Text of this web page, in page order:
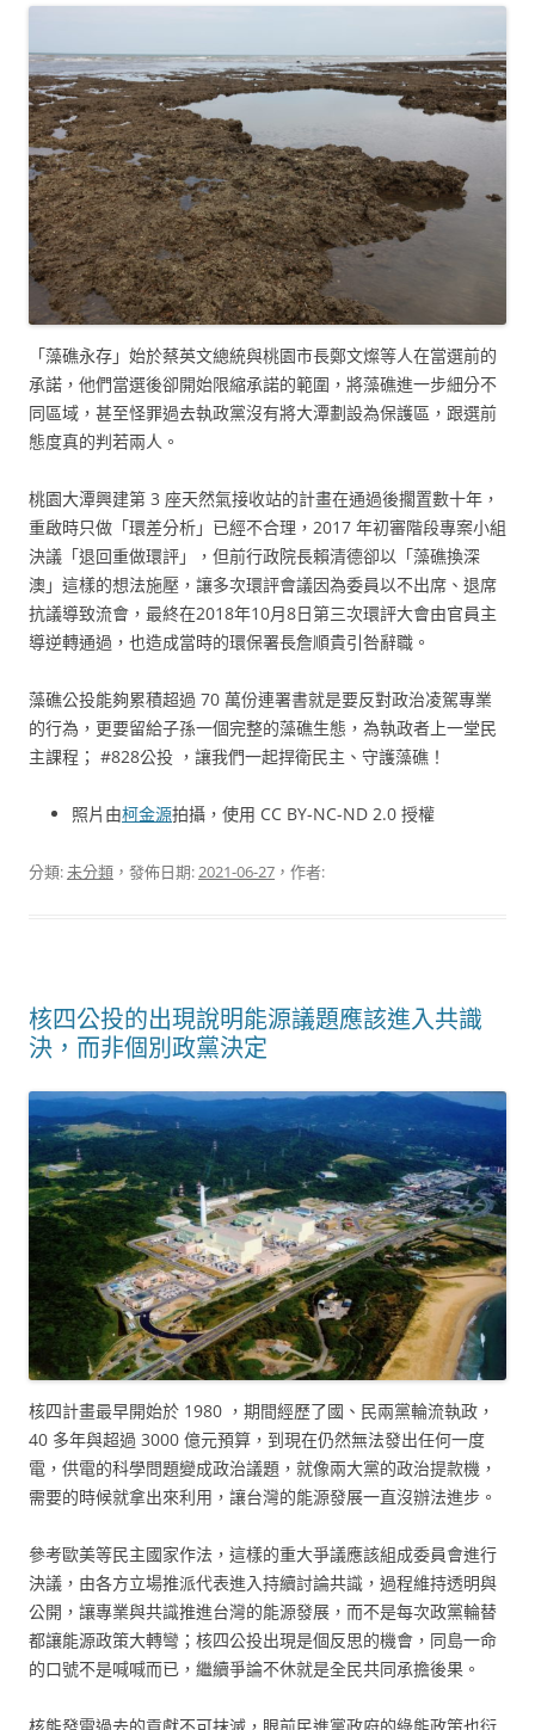
「藻礁永存」始於蔡英文總統與桃園市長鄭文燦等人在當選前的
承諾，他們當選後卻開始限縮承諾的範圍，將藻礁進一步細分不
同區域，甚至怪罪過去執政黨沒有將大潭劃設為保護區，跟選前
態度真的判若兩人。
桃園大潭興建第 3 座天然氣接收站的計畫在通過後擱置數十年，
重啟時只做「環差分析」已經不合理，2017 年初審階段專案小組
決議「退回重做環評」，但前行政院長賴清德卻以「藻礁換深
澳」這樣的想法施壓，讓多次環評會議因為委員以不出席、退席
抗議導致流會，最終在2018年10月8日第三次環評大會由官員主
導逆轉通過，也造成當時的環保署長詹順貴引咎辭職。
藻礁公投能夠累積超過 70 萬份連署書就是要反對政治凌駕專業
的行為，更要留給子孫一個完整的藻礁生態，為執政者上一堂民
主課程； #828公投 ，讓我們一起捍衛民主、守護藻礁！
照片由柯金源拍攝，使用 CC BY-NC-ND 2.0 授權
分類:未分類 ，發佈日期:2021-06-27 ，作者:
核四公投的出現說明能源議題應該進入共識
決，而非個別政黨決定
核四計畫最早開始於 1980 ，期間經歷了國、民兩黨輪流執政，
40 多年與超過 3000 億元預算，到現在仍然無法發出任何一度
電，供電的科學問題變成政治議題，就像兩大黨的政治提款機，
需要的時候就拿出來利用，讓台灣的能源發展一直沒辦法進步。
參考歐美等民主國家作法，這樣的重大爭議應該組成委員會進行
決議，由各方立場推派代表進入持續討論共識，過程維持透明與
公開，讓專業與共識推進台灣的能源發展，而不是每次政黨輪替
都讓能源政策大轉彎；核四公投出現是個反思的機會，同島一命
的口號不是喊喊而已，繼續爭論不休就是全民共同承擔後果。